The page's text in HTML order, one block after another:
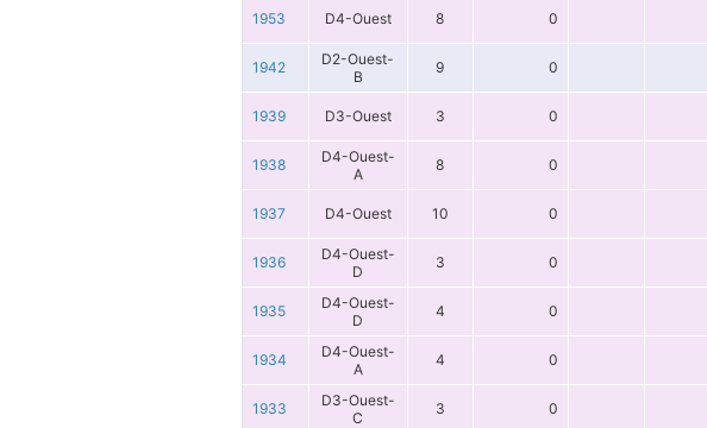
1953 D4-Ouest 8 0
1942
D2-Ouest-
B
9 0
1939 D3-Ouest 3 0
1938
D4-Ouest-
A
8 0
1937 D4-Ouest 10 0
1936
D4-Ouest-
D
3 0
1935
D4-Ouest-
D
4 0
1934
D4-Ouest-
A
4 0
1933
D3-Ouest-
C
3 0